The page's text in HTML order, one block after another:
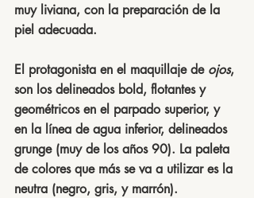
muy liviana, con la preparación de la
piel adecuada.
El protagonista en el maquillaje de ojos,
son los delineados bold, flotantes y
geométricos en el parpado superior, y
en la línea de agua inferior, delineados
grunge (muy de los años 90). La paleta
de colores que más se va a utilizar es la
neutra (negro, gris, y marrón).